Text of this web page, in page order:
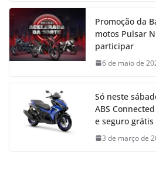
Promoção da
motos Pulsar
participar
6 de maio de
Só neste
ABS
e seguro grátis
3 de março de